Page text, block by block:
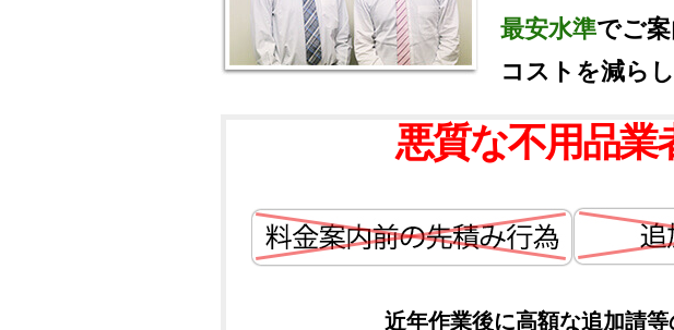
最安水準でご案
コストを減ら
悪質な不用品業
近年作業後に高額な追加請